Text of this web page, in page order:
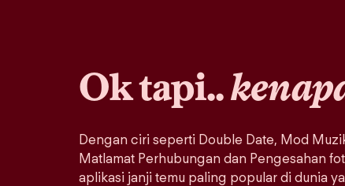
Ok tapi..
Dengan ciri seperti Double Date, Mod
Matlamat Perhubungan dan Pengesahan
aplikasi janji temu paling popular di dunia